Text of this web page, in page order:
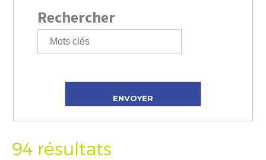
Rechercher
94 résultats